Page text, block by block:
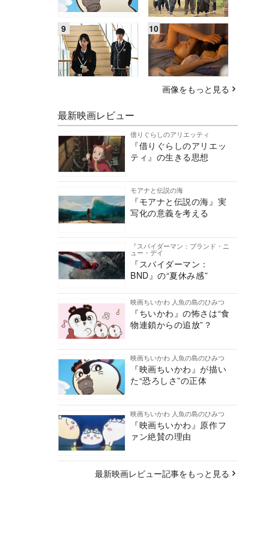
画像をもっと見る
最新映画レビュー
借りぐらしのアリエッティ
『借りぐらしのアリエッ
ティ』の生きる思想
モアナと伝説の海
『モアナと伝説の海』実
写化の意義を考える
『スパイダーマン：ブランド・ニ
ュー・デイ
『スパイダーマン：
BND』の“夏休み感”
映画ちいかわ 人魚の島のひみつ
『ちいかわ』の怖さは“食
物連鎖からの追放”？
映画ちいかわ 人魚の島のひみつ
『映画ちいかわ』が描い
た“恐ろしさ”の正体
映画ちいかわ 人魚の島のひみつ
『映画ちいかわ』原作フ
ァン絶賛の理由
最新映画レビュー記事をもっと見る